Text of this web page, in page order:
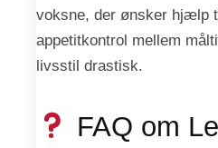
voksne, der ønsker hjælp
appetitkontrol mellem
livsstil drastisk.
FAQ om